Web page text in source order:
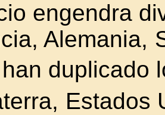
engendra
Alemania,
duplicado